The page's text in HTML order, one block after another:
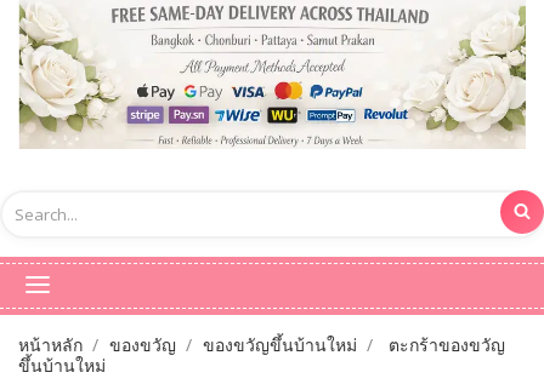
หน้าหลัก ของขวัญ ของขวัญขึ้นบ้านใหม่
ตะกร้าของขวัญ
ขึ้นบ้านใหม่